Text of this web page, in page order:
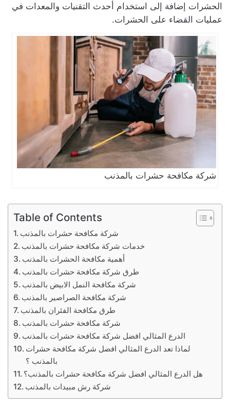
الحشرات إضافة إلى استخدام أحدث التقنيات والمعدات في
عمليات القضاء على الحشرات.
شركة مكافحة حشرات بالمذنب
Table of Contents
شركة مكافحة حشرات بالمذنب
خدمات شركة مكافحة حشرات بالمذنب
أهمية مكافحة الحشرات بالمذنب
طرق شركة مكافحة حشرات بالمذنب
شركة مكافحة النمل الابيض بالمذنب
شركة مكافحة الصراصير بالمذنب
طرق مكافحة الفئران بالمذنب
شركة مكافحة حشرات بالمذنب
لماذا تعد الدرع المثالي افضل شركة مكافحة حشرات
بالمذنب ؟
شركة رش مبيدات بالمذنب